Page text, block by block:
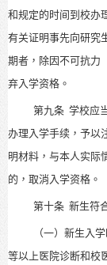
和规定的时间到校办
有关证明事先向研究
期者，除因不可抗力
弃入学资格。
第九条 学校应
办理入学手续，予以
明材料，与本人实际
的，取消入学资格。
第十条 新生符
（一）新生入
等以上医院诊断和校